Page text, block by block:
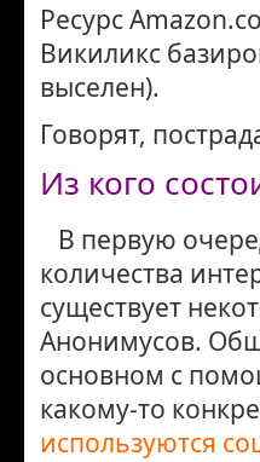
Ресурс
Викиликс
выселен).
Говорят,
Из кого
В первую
количества
существует
Анонимусов.
основном с
какому-то
используются